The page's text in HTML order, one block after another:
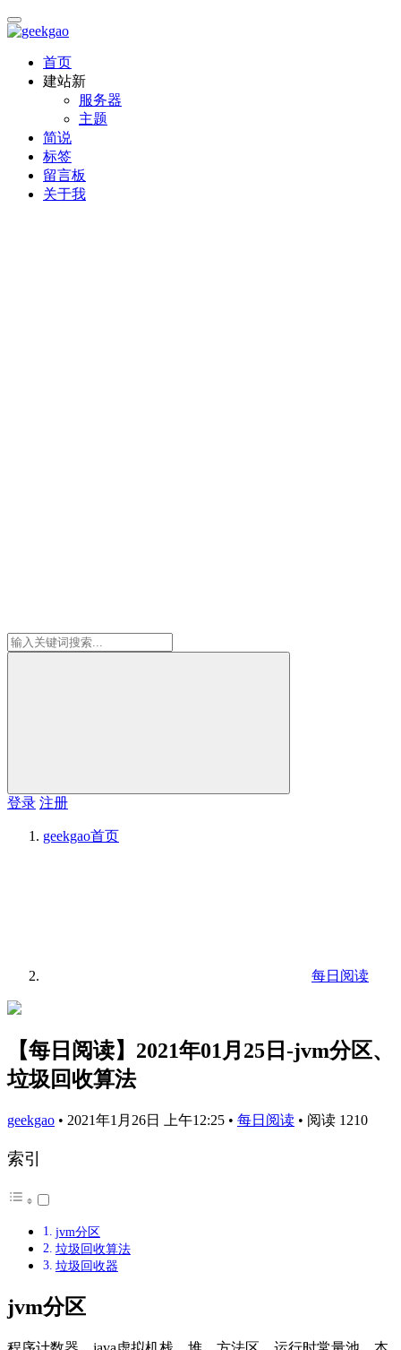
首页
建站新
服务器
主题
简说
标签
留言板
关于我
登录 注册
geekgao首页
每日阅读
【每日阅读】2021年01月25日-jvm分区、
垃圾回收算法
geekgao • 2021年1月26日 上午12:25 • 每日阅读 • 阅读 1210
索引
jvm分区
垃圾回收算法
垃圾回收器
jvm分区